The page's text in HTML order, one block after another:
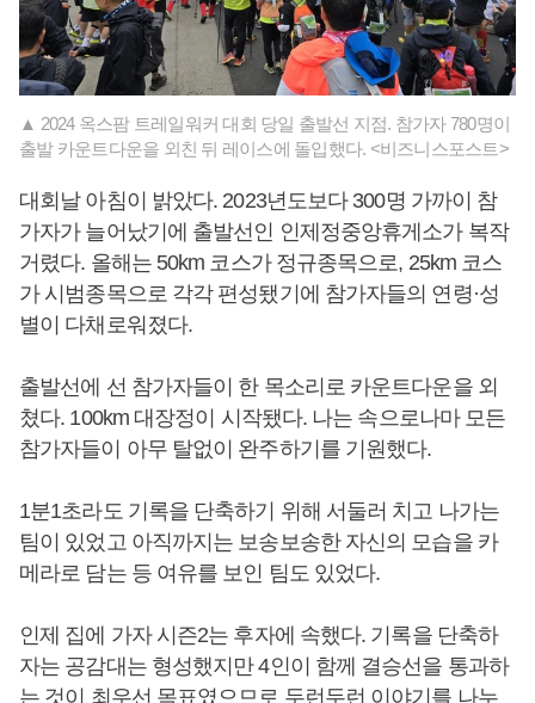
▲ 2024 옥스팜 트레일워커 대회 당일 출발선 지점. 참가자 780명이
출발 카운트다운을 외친 뒤 레이스에 돌입했다. <비즈니스포스트>
대회날 아침이 밝았다. 2023년도보다 300명 가까이 참
가자가 늘어났기에 출발선인 인제정중앙휴게소가 복작
거렸다. 올해는 50km 코스가 정규종목으로, 25km 코스
가 시범종목으로 각각 편성됐기에 참가자들의 연령·성
별이 다채로워졌다.
출발선에 선 참가자들이 한 목소리로 카운트다운을 외
쳤다. 100km 대장정이 시작됐다. 나는 속으로나마 모든
참가자들이 아무 탈없이 완주하기를 기원했다.
1분1초라도 기록을 단축하기 위해 서둘러 치고 나가는
팀이 있었고 아직까지는 보송보송한 자신의 모습을 카
메라로 담는 등 여유를 보인 팀도 있었다.
인제 집에 가자 시즌2는 후자에 속했다. 기록을 단축하
자는 공감대는 형성했지만 4인이 함께 결승선을 통과하
는 것이 최우선 목표였으므로 두런두런 이야기를 나누